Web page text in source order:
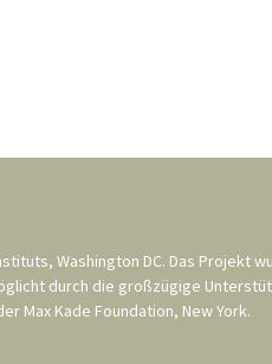
Washington DC. Das Projekt
durch die großzügige
Max Kade Foundation, New York.